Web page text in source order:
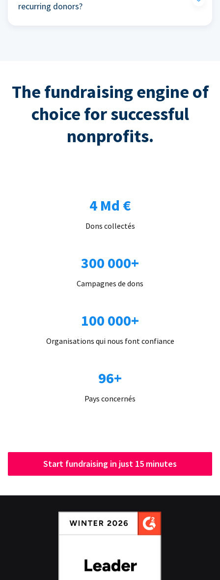
recurring donors?
The fundraising engine of
choice for successful
nonprofits.
4 Md €
Dons collectés
300 000+
Campagnes de dons
100 000+
Organisations qui nous font confiance
96+
Pays concernés
Start fundraising in just 15 minutes